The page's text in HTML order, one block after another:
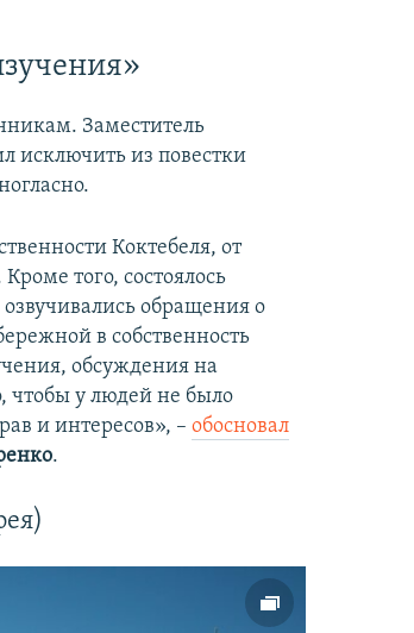
Заместитель
исключить из повестки
Коктебеля, от
того, состоялось
обращения о
в собственность
обсуждения на
чтобы у людей не было
и интересов», –обосновал
.